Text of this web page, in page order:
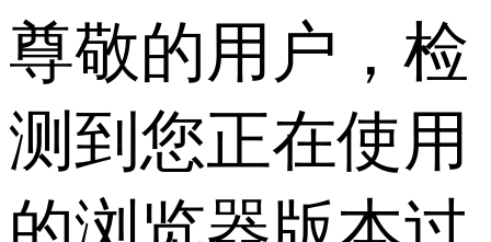
尊敬的用户，检
测到您正在使用